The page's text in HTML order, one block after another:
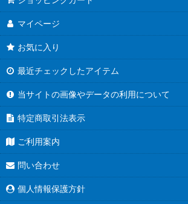
マイページ
お気に入り
最近チェックしたアイテム
当サイトの画像やデータの利用について
特定商取引法表示
ご利用案内
問い合わせ
個人情報保護方針